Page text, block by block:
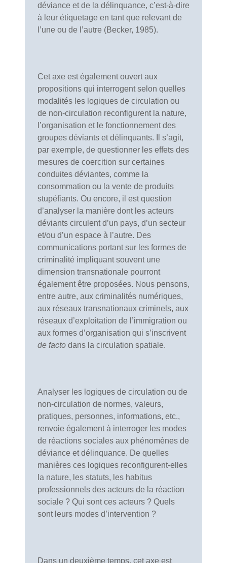
déviance et de la délinquance, c’est-à-dire
à leur étiquetage en tant que relevant de
l’une ou de l’autre (Becker, 1985).
Cet axe est également ouvert aux
propositions qui interrogent selon quelles
modalités les logiques de circulation ou
de non-circulation reconfigurent la nature,
l’organisation et le fonctionnement des
groupes déviants et délinquants. Il s’agit,
par exemple, de questionner les effets des
mesures de coercition sur certaines
conduites déviantes, comme la
consommation ou la vente de produits
stupéfiants. Ou encore, il est question
d’analyser la manière dont les acteurs
déviants circulent d’un pays, d’un secteur
et/ou d’un espace à l’autre. Des
communications portant sur les formes de
criminalité impliquant souvent une
dimension transnationale pourront
également être proposées. Nous pensons,
entre autre, aux criminalités numériques,
aux réseaux transnationaux criminels, aux
réseaux d’exploitation de l’immigration ou
aux formes d’organisation qui s’inscrivent
de facto dans la circulation spatiale.
Analyser les logiques de circulation ou de
non-circulation de normes, valeurs,
pratiques, personnes, informations, etc.,
renvoie également à interroger les modes
de réactions sociales aux phénomènes de
déviance et délinquance. De quelles
manières ces logiques reconfigurent-elles
la nature, les statuts, les habitus
professionnels des acteurs de la réaction
sociale ? Qui sont ces acteurs ? Quels
sont leurs modes d’intervention ?
Dans un deuxième temps, cet axe est